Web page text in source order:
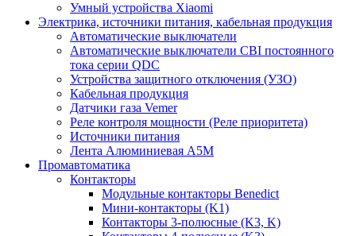
Умный устройства Xiaomi
Электрика, источники питания, кабельная продукция
Автоматические выключатели
Автоматические выключатели CBI постоянного
тока серии QDC
Устройства защитного отключения (УЗО)
Кабельная продукция
Датчики газа Vemer
Реле контроля мощности (Реле приоритета)
Источники питания
Лента Алюминиевая А5М
Промавтоматика
Контакторы
Модульные контакторы Benedict
Мини-контакторы (K1)
Контакторы 3-полюсные (K3, K)